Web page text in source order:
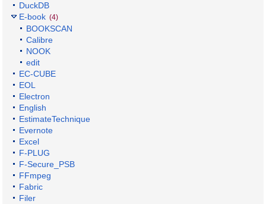
DuckDB
E-book (4)
BOOKSCAN
Calibre
NOOK
edit
EC-CUBE
EOL
Electron
English
EstimateTechnique
Evernote
Excel
F-PLUG
F-Secure_PSB
FFmpeg
Fabric
Filer